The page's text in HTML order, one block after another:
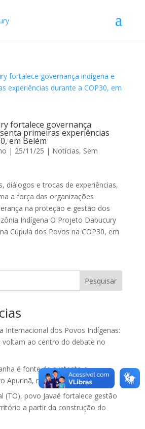
fortalece governança
primeiras experiências
em Belém
| 25/11/25 | Notícias, Sem
diálogos e trocas de experiências,
a força das organizações
na proteção e gestão dos
Indígena O Projeto Dabucury
Cúpula dos Povos na COP30, em
Pesquisar
Internacional dos Povos Indígenas:
ao centro do debate no
é fonte de sustento e
Apurinã, no Amazonas
(TO), povo Javaé fortalece gestão
a partir da construção do